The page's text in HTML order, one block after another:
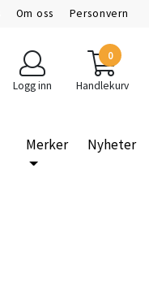
Om oss Personvern
Logg inn
0
Handlekurv
Merker Nyheter